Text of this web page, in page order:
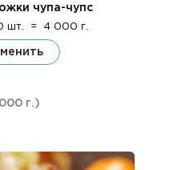
чупа-чупс
шт. = 4 000 г.
г.)